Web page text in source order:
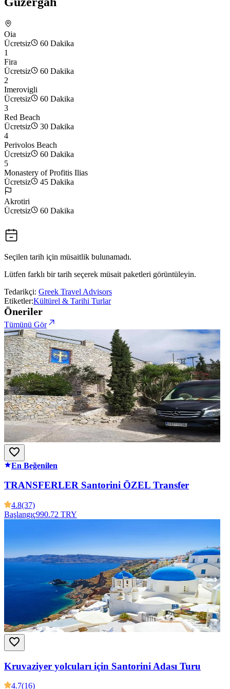
Oia
Ücretsiz
60 Dakika
1
Fira
Ücretsiz
60 Dakika
2
Imerovigli
Ücretsiz
60 Dakika
3
Red Beach
Ücretsiz
30 Dakika
4
Perivolos Beach
Ücretsiz
60 Dakika
5
Monastery of Profitis Ilias
Ücretsiz
45 Dakika
Akrotiri
Ücretsiz
60 Dakika
Seçilen tarih için müsaitlik bulunamadı.
Lütfen farklı bir tarih seçerek müsait paketleri görüntüleyin.
Tedarikçi: Greek Travel Advisors
Etiketler:Kültürel & Tarihi Turlar
Öneriler
Tümünü Gör
En Beğenilen
TRANSFERLER Santorini ÖZEL Transfer
4.8(37)
Başlangıç990.72 TRY
Kruvaziyer yolcuları için Santorini Adası Turu
4.7(16)